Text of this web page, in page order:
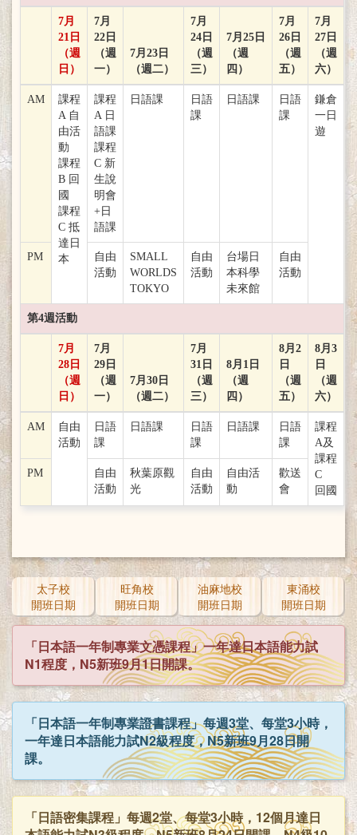
7月
21日
（週
日）
7月
22日
（週
一）
7月23日
（週二）
7月
24日
（週
三）
7月25日
（週
四）
7月
26日
（週
五）
7月
27日
（週
六）
AM
課程
A 自
由活
動
課程
B 回
國
課程
C 抵
達日
本
課程
A 日
語課
課程
C 新
生說
明會
+日
語課
日語課
日語
課
日語課
日語
課
鎌倉
一日
遊
PM
自由
活動
SMALL
WORLDS
TOKYO
自由
活動
台場日
本科學
未來館
自由
活動
第4週活動
7月
28日
（週
日）
7月
29日
（週
一）
7月30日
（週二）
7月
31日
（週
三）
8月1日
（週
四）
8月2
日
（週
五）
8月3
日
（週
六）
AM
自由
活動
日語
課
日語課
日語
課
日語課
日語
課
課程
A及
課程
C
回國
PM
自由
活動
秋葉原觀
光
自由
活動
自由活
動
歡送
會
太子校
開班日期
旺角校
開班日期
油麻地校
開班日期
東涌校
開班日期
「日本語一年制專業文憑課程」一年達日本語能力試
N1程度，N5新班9月1日開課。
「日本語一年制專業證書課程」每週3堂、每堂3小時，
一年達日本語能力試N2級程度，N5新班9月28日開
課。
「日語密集課程」每週2堂、每堂3小時，12個月達日